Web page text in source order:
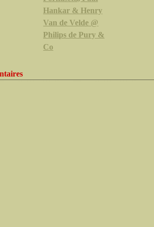
Hankar & Henry
Van de Velde @
Philips de Pury &
Co